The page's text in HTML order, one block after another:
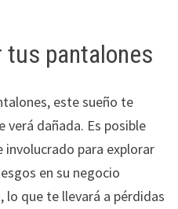
tus pantalones
este sueño te
dañada. Es posible
para explorar
en su negocio
lo que te llevará a pérdidas